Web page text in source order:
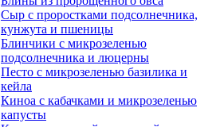
Cыр с проростками подсолнечника,
кунжута и пшеницы
Блинчики с микрозеленью
подсолнечника и люцерны
Песто с микрозеленью базилика и
кейла
Киноа с кабачками и микрозеленью
капусты